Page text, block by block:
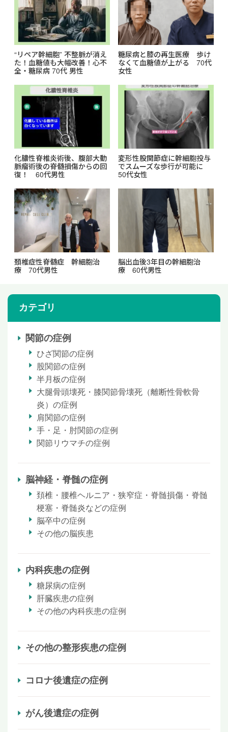
“リペア幹細胞” 不整脈が消え
た！血糖値も大幅改善！心不
全・糖尿病 70代 男性
糖尿病と膝の再生医療 歩け
なくて血糖値が上がる 70代
女性
化膿性脊椎炎術後、腹部大動
脈瘤術後の脊髄損傷からの回
復！ 60代男性
変形性股関節症に幹細胞投与
でスムーズな歩行が可能に
50代女性
頚椎症性脊髄症 幹細胞治
療 70代男性
脳出血後3年目の幹細胞治
療 60代男性
カテゴリ
関節の症例
ひざ関節の症例
股関節の症例
半月板の症例
大腿骨頭壊死・膝関節骨壊死（離断性骨軟骨
炎）の症例
肩関節の症例
手・足・肘関節の症例
関節リウマチの症例
脳神経・脊髄の症例
頚椎・腰椎ヘルニア・狭窄症・脊髄損傷・脊髄
梗塞・脊髄炎などの症例
脳卒中の症例
その他の脳疾患
内科疾患の症例
糖尿病の症例
肝臓疾患の症例
その他の内科疾患の症例
その他の整形疾患の症例
コロナ後遺症の症例
がん後遺症の症例